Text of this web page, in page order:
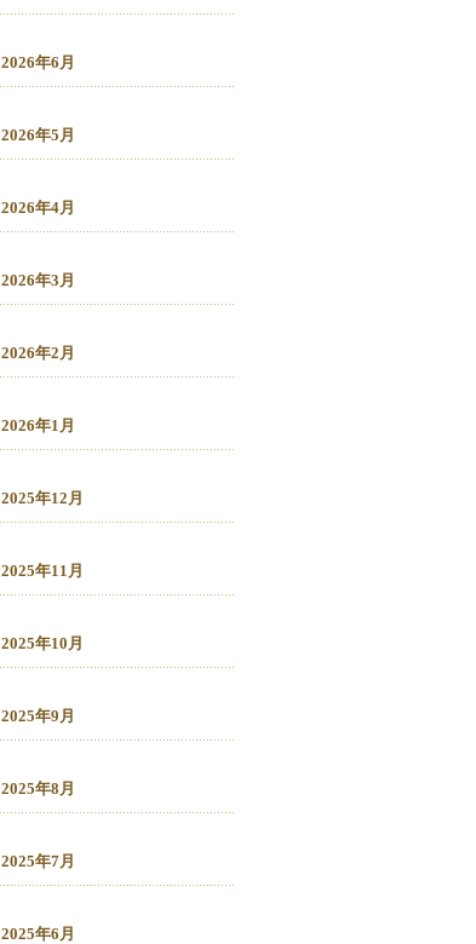
2026年6月
2026年5月
2026年4月
2026年3月
2026年2月
2026年1月
2025年12月
2025年11月
2025年10月
2025年9月
2025年8月
2025年7月
2025年6月